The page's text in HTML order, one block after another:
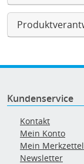
Kundenservice
Kontakt
Mein Konto
Mein Merkzettel
Newsletter